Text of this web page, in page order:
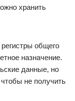
хранить
общего
назначение.
данные, но
не получить